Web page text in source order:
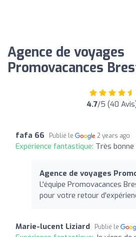
Agence de voyages
Promovacances
4.7/5 (40
fafa 66 Publié le 2 years ago
Expérience fantastique: Très bonne
Agence de voyages
L'équipe Promovacances
pour votre retour
Marie-lucent Liziard Publié le